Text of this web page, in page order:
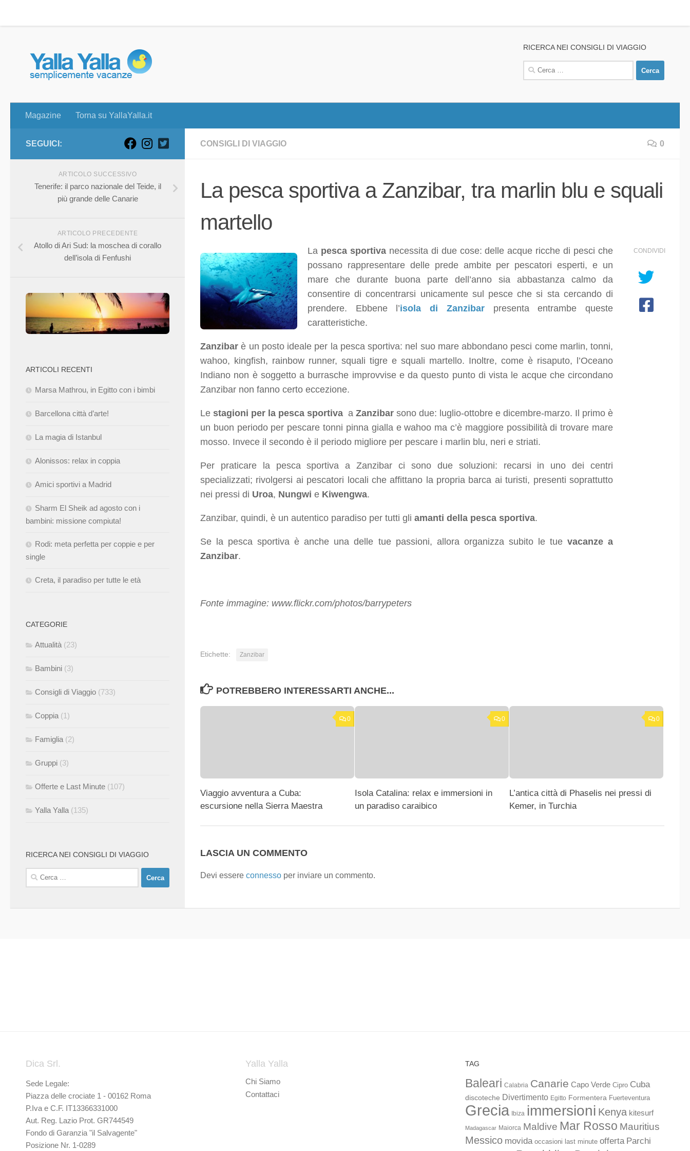
RICERCA NEI CONSIGLI DI VIAGGIO
Ricerca
per:
Magazine Torna su YallaYalla.it
CONSIGLI DI VIAGGIO 0
La pesca sportiva a Zanzibar, tra marlin blu e squali
martello
La pesca sportivanecessita di due cose: delle acque ricche di pesci che
possano rappresentare delle prede ambite per pescatori esperti, e un
mare che durante buona parte dell’anno sia abbastanza calmo da
consentire di concentrarsi unicamente sul pesce che si sta cercando di
prendere. Ebbene l’isola di Zanzibarpresenta entrambe queste
caratteristiche.
Zanzibar è un posto ideale per la pesca sportiva: nel suo mare abbondano pesci come marlin, tonni,
wahoo, kingfish, rainbow runner, squali tigre e squali martello. Inoltre, come è risaputo, l’Oceano
Indiano non è soggetto a burrasche improvvise e da questo punto di vista le acque che circondano
Zanzibar non fanno certo eccezione.
Le stagioni per la pesca sportiva a Zanzibar sono due: luglio-ottobre e dicembre-marzo. Il primo è
un buon periodo per pescare tonni pinna gialla e wahoo ma c’è maggiore possibilità di trovare mare
mosso. Invece il secondo è il periodo migliore per pescare i marlin blu, neri e striati.
Per praticare la pesca sportiva a Zanzibar ci sono due soluzioni: recarsi in uno dei centri
specializzati; rivolgersi ai pescatori locali che affittano la propria barca ai turisti, presenti soprattutto
nei pressi di Uroa, Nungwi e Kiwengwa.
Zanzibar, quindi, è un autentico paradiso per tutti gli amanti della pesca sportiva.
Se la pesca sportiva è anche una delle tue passioni, allora organizza subito le tue vacanze a
Zanzibar.
Fonte immagine: www.flickr.com/photos/barrypeters
CONDIVIDI
Etichette: Zanzibar
POTREBBERO INTERESSARTI ANCHE...
0
Viaggio avventura a Cuba:
escursione nella Sierra Maestra
0
Isola Catalina: relax e immersioni in
un paradiso caraibico
0
L’antica città di Phaselis nei pressi di
Kemer, in Turchia
LASCIA UN COMMENTO
Devi essere connesso per inviare un commento.
SEGUICI:
ARTICOLO SUCCESSIVO
Tenerife: il parco nazionale del Teide, il
più grande delle Canarie
ARTICOLO PRECEDENTE
Atollo di Ari Sud: la moschea di corallo
dell’isola di Fenfushi
ARTICOLI RECENTI
Marsa Mathrou, in Egitto con i bimbi
Barcellona città d’arte!
La magia di Istanbul
Alonissos: relax in coppia
Amici sportivi a Madrid
Sharm El Sheik ad agosto con i
bambini: missione compiuta!
Rodi: meta perfetta per coppie e per
single
Creta, il paradiso per tutte le età
CATEGORIE
Attualità (23)
Bambini (3)
Consigli di Viaggio (733)
Coppia (1)
Famiglia (2)
Gruppi (3)
Offerte e Last Minute (107)
Yalla Yalla (135)
RICERCA NEI CONSIGLI DI VIAGGIO
Ricerca
per:
Dica Srl.
Sede Legale:
Piazza delle crociate 1 - 00162 Roma
P.Iva e C.F. IT13366331000
Aut. Reg. Lazio Prot. GR744549
Fondo di Garanzia "il Salvagente"
Posizione Nr. 1-0289
Yalla Yalla
Chi Siamo
Contattaci
TAG
Baleari Calabria Canarie Capo Verde Cipro Cuba
discoteche Divertimento Egitto Formentera Fuerteventura
Grecia Ibiza immersioni Kenya kitesurf
Madagascar Maiorca Maldive Mar Rosso Mauritius
Messico movida occasioni last minute offerta Parchi